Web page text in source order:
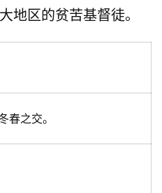
地区的贫苦基督徒。
春之交。